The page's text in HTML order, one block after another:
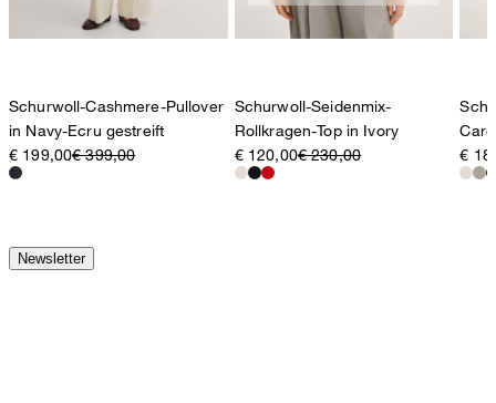
Schurwoll-Cashmere-Pullover
in Navy-Ecru gestreift
€ 199,00€ 399,00
Schurwoll-Seidenmix-
Rollkragen-Top in Ivory
€ 120,00€ 230,00
€
Newsletter